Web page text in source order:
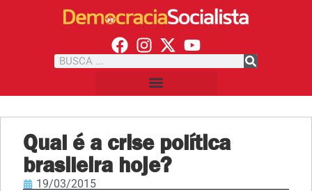
Qual é a crise política
brasileira hoje?
19/03/2015